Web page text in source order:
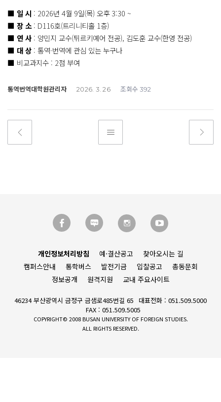
■ 일 시 : 2026년 4월 9일(목) 오후 3:30 ~
■ 장 소: D116호(트리니티홀 1층)
■ 연 사 : 양민지 교수(튀르키예어 전공), 김도훈 교수(한영 전공)
■ 대 상 : 통역·번역에 관심 있는 누구나
■ 비교과지수 : 2점 부여
통역번역대학원관리자 2026. 3. 26 조회수 392
개인정보처리방침 예·결산공고
찾아오시는 길
캠퍼스안내
통학버스 발전기금 입찰공고
총동문회
정보공개
원격지원 교내 주요사이트
46234 부산광역시 금정구 금샘로485번길 65
대표전화 : 051.509.5000
FAX : 051.509.5005
COPYRIGHT© 2008 BUSAN UNIVERSITY OF FOREIGN STUDIES.
ALL RIGHTS RESERVED.